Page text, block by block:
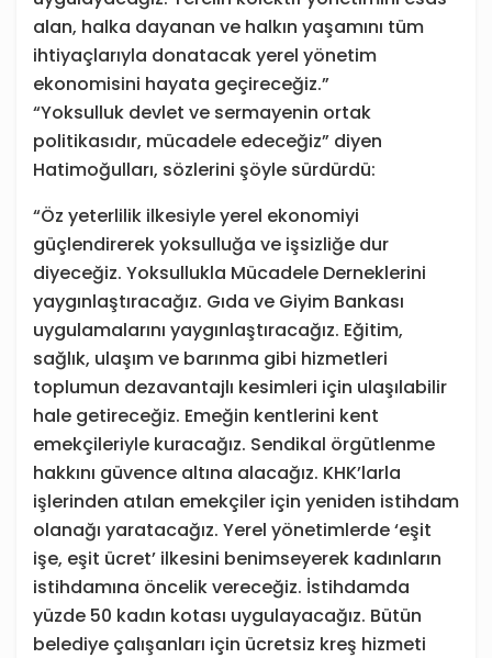
alan, halka dayanan ve halkın yaşamını tüm
ihtiyaçlarıyla donatacak yerel yönetim
ekonomisini hayata geçireceğiz.”
“Yoksulluk devlet ve sermayenin ortak
politikasıdır, mücadele edeceğiz” diyen
Hatimoğulları, sözlerini şöyle sürdürdü:
“Öz yeterlilik ilkesiyle yerel ekonomiyi
güçlendirerek yoksulluğa ve işsizliğe dur
diyeceğiz. Yoksullukla Mücadele Derneklerini
yaygınlaştıracağız. Gıda ve Giyim Bankası
uygulamalarını yaygınlaştıracağız. Eğitim,
sağlık, ulaşım ve barınma gibi hizmetleri
toplumun dezavantajlı kesimleri için ulaşılabilir
hale getireceğiz. Emeğin kentlerini kent
emekçileriyle kuracağız. Sendikal örgütlenme
hakkını güvence altına alacağız. KHK’larla
işlerinden atılan emekçiler için yeniden istihdam
olanağı yaratacağız. Yerel yönetimlerde ‘eşit
işe, eşit ücret’ ilkesini benimseyerek kadınların
istihdamına öncelik vereceğiz. İstihdamda
yüzde 50 kadın kotası uygulayacağız. Bütün
belediye çalışanları için ücretsiz kreş hizmeti